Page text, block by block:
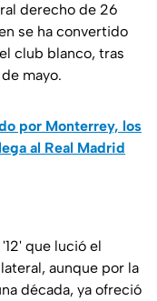
derecho de 26
se ha convertido
club blanco, tras
mayo.
por Monterrey, los
al Real Madrid
que lució el
aunque por la
década, ya ofreció